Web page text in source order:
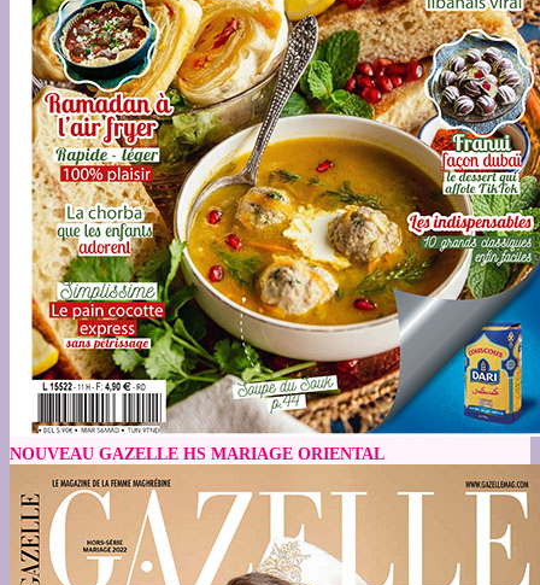
NOUVEAU GAZELLE HS MARIAGE ORIENTAL